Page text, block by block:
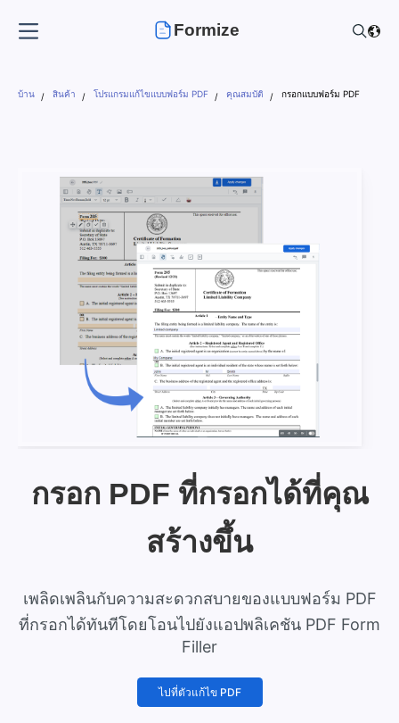
Formize
บ้าน สินค้า โปรแกรมแก้ไขแบบฟอร์ม PDF คุณสมบัติ กรอกแบบฟอร์ม PDF
กรอก PDF ที่กรอกได้ที่คุณ
สร้างขึ้น
เพลิดเพลินกับความสะดวกสบายของแบบฟอร์ม PDF
ที่กรอกได้ทันทีโดยโอนไปยังแอปพลิเคชัน PDF Form
Filler
ไปที่ตัวแก้ไข PDF